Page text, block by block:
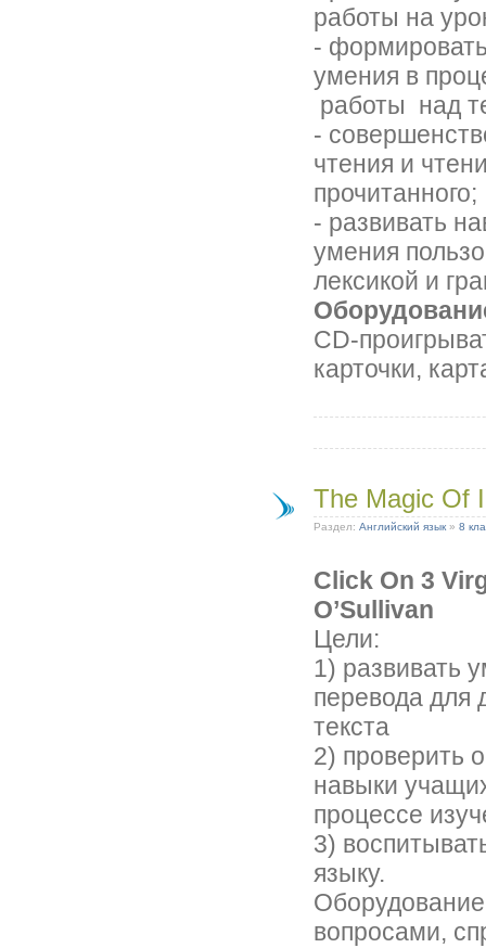
работы на
-
умения в
работы над
-
чтения и
прочитанного;
- развивать
умения
лексикой и
СD-
карточки,
The Magic Of
Раздел: Английский язык » 8
Click On 3
O’Sullivan
Цели:
1) развивать
перевода для
текста
2) проверить
навыки
процессе
3)
языку.
вопросами,